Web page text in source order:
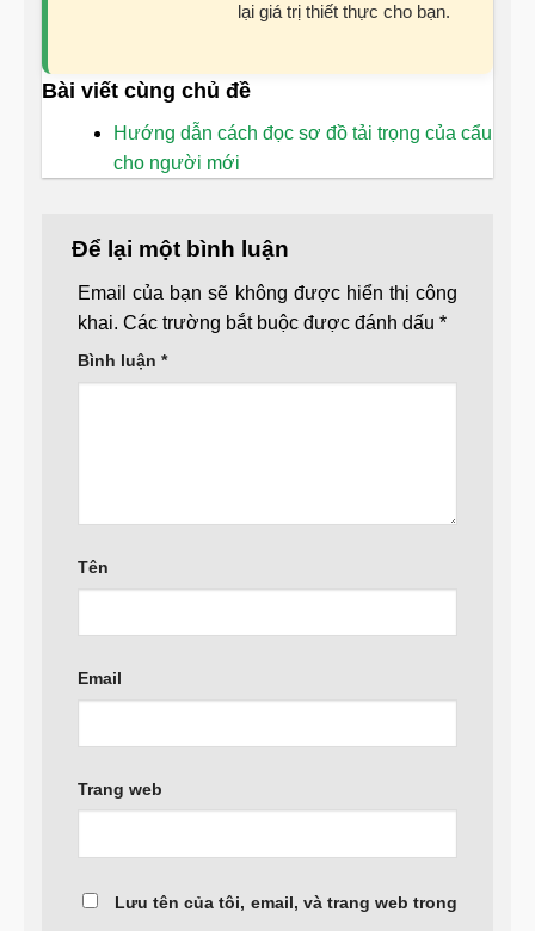
lại giá trị thiết thực cho bạn.
Bài viết cùng chủ đề
Hướng dẫn cách đọc sơ đồ tải trọng của cẩu
cho người mới
Để lại một bình luận
Email của bạn sẽ không được hiển thị công
khai. Các trường bắt buộc được đánh dấu *
Bình luận *
Tên
Email
Trang web
Lưu tên của tôi, email, và trang web trong